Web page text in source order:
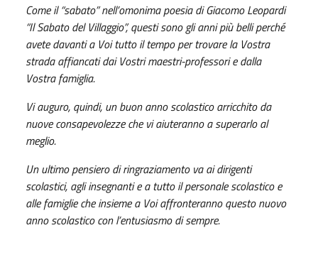
Come il “sabato” nell’omonima poesia di Giacomo Leopardi
“Il Sabato del Villaggio”, questi sono gli anni più belli perché
avete davanti a Voi tutto il tempo per trovare la Vostra
strada affiancati dai Vostri maestri-professori e dalla
Vostra famiglia.
Vi auguro, quindi, un buon anno scolastico arricchito da
nuove consapevolezze che vi aiuteranno a superarlo al
meglio.
Un ultimo pensiero di ringraziamento va ai dirigenti
scolastici, agli insegnanti e a tutto il personale scolastico e
alle famiglie che insieme a Voi affronteranno questo nuovo
anno scolastico con l’entusiasmo di sempre.